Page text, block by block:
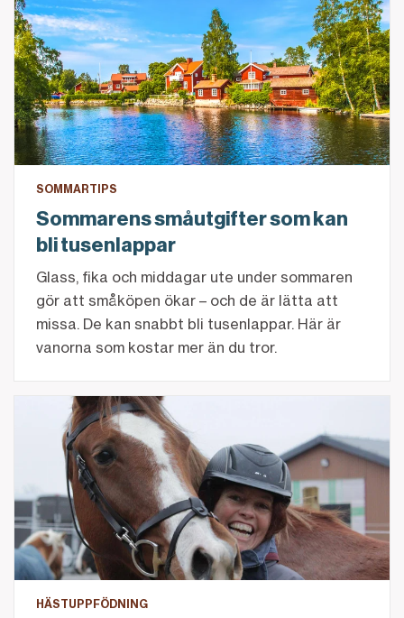
SOMMARTIPS
Sommarens småutgifter som kan
bli tusenlappar
Glass, fika och middagar ute under sommaren
gör att småköpen ökar – och de är lätta att
missa. De kan snabbt bli tusenlappar. Här är
vanorna som kostar mer än du tror.
Hästuppfödaren: "Det är därför man håller på"
HÄSTUPPFÖDNING